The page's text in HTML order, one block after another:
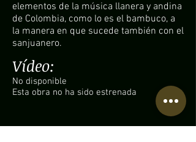
elementos de la música llanera y andina
de Colombia, como lo es el bambuco, a
la manera en que sucede también con el
sanjuanero.
Vídeo:
No disponible
Esta obra no ha sido estrenada